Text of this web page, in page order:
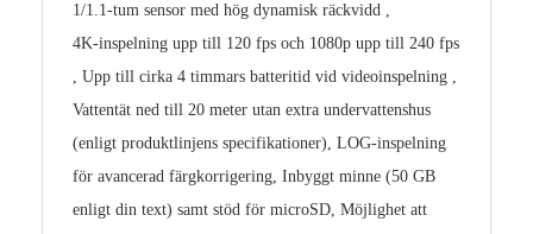
1/1.1‑tum sensor med hög dynamisk räckvidd ,
4K‑inspelning upp till 120 fps och 1080p upp till 240 fps
, Upp till cirka 4 timmars batteritid vid videoinspelning ,
Vattentät ned till 20 meter utan extra undervattenshus
(enligt produktlinjens specifikationer), LOG‑inspelning
för avancerad färgkorrigering, Inbyggt minne (50 GB
enligt din text) samt stöd för microSD, Möjlighet att